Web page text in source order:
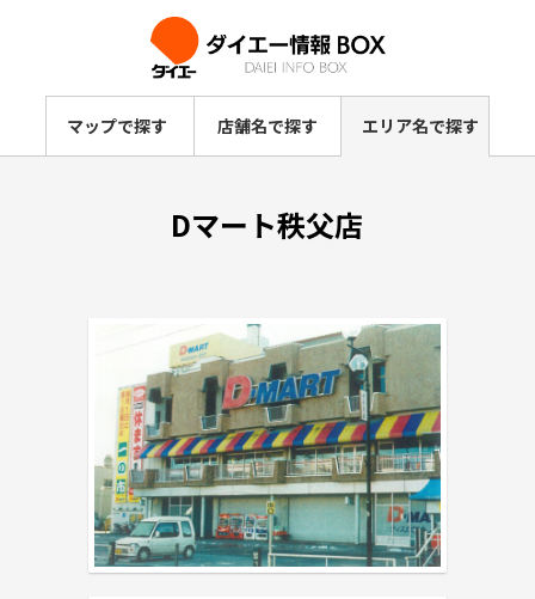
マップで探す 店舗名で探す エリア名で探す
Dマート秩父店